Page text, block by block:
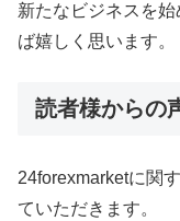
新たなビジネスを
ば嬉しく思います。
読者様からの
24forexmarketに関
ていただきます。